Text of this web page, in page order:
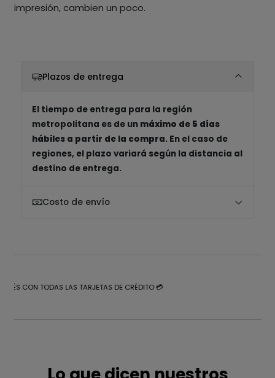
impresión, cambien un poco.
Plazos de entrega
El tiempo de entrega para la región
metropolitana es de un máximo de 5 días
hábiles a partir de la compra. En el caso de
regiones, el plazo variará según la distancia al
destino de entrega.
Costo de envío
CON TODAS LAS TARJETAS DE CRÉDITO 💳